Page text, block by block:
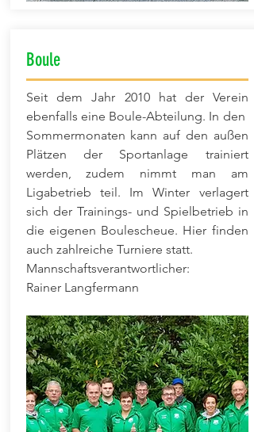
Boule
Seit dem Jahr 2010 hat der Verein
ebenfalls eine Boule-Abteilung. In den
Sommermonaten kann auf den außen
Plätzen der Sportanlage trainiert
werden, zudem nimmt man am
Ligabetrieb teil. Im Winter verlagert
sich der Trainings- und Spielbetrieb in
die eigenen Boulescheue. Hier finden
auch zahlreiche Turniere statt.
Mannschaftsverantwortlicher:
Rainer Langfermann